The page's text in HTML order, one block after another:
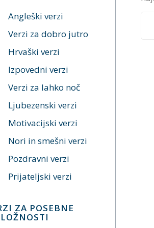
Angleški verzi
Verzi za dobro jutro
Hrvaški verzi
Izpovedni verzi
Verzi za lahko noč
Ljubezenski verzi
Motivacijski verzi
Nori in smešni verzi
Pozdravni verzi
Prijateljski verzi
ZA POSEBNE